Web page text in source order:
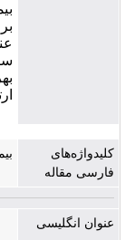
کلیدواژه‌های
فارسی مقاله
عنوان انگلیسی